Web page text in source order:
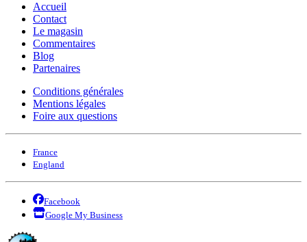
Accueil
Contact
Le magasin
Commentaires
Blog
Partenaires
Conditions générales
Mentions légales
Foire aux questions
France
England
Facebook
Google My Business